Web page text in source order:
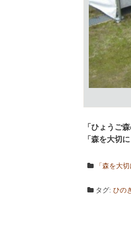
「ひょうご
「森を大切
「森を大
タグ: ひの